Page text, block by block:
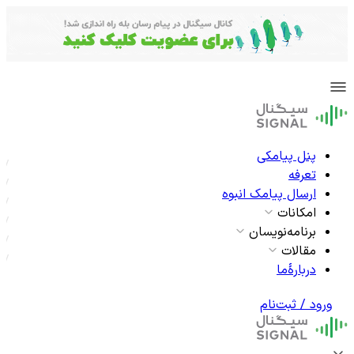
پنل پیامکی
تعرفه
ارسال پیامک انبوه
امکانات
برنامه‌نویسان
مقالات
دربارۀما
ورود / ثبت‌نام